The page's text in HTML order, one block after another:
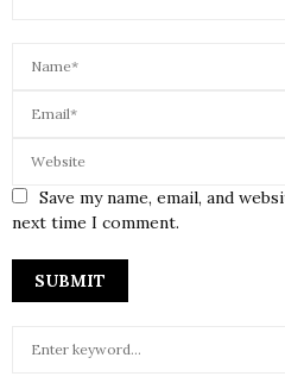
Save my name, email, and
next time I comment.